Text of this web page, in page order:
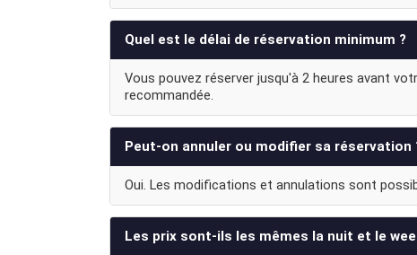
Quel est le délai de réservation minimum ?
Vous pouvez réserver jusqu'à 2 heures avant
recommandée.
Peut-on annuler ou modifier sa réservation
Oui. Les modifications et annulations sont
Les prix sont-ils les mêmes la nuit et le